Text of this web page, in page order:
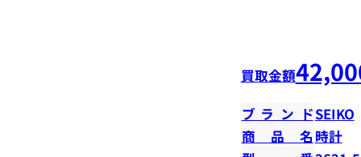
買取金額
ブランドSEIKO
商品名 時計